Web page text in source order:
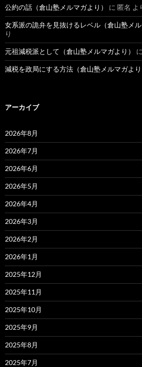
公約の話（倉山塾メルマガより） に 匿名 よ
女系派の詭弁を見抜けるレベル（倉山塾メル
り
元祖減税派として（倉山塾メルマガより） に
減税を政局にする方法（倉山塾メルマガより
アーカイブ
2026年8月
2026年7月
2026年6月
2026年5月
2026年4月
2026年3月
2026年2月
2026年1月
2025年12月
2025年11月
2025年10月
2025年9月
2025年8月
2025年7月